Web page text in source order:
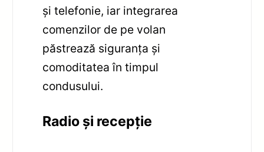
și telefonie, iar integrarea
comenzilor de pe volan
păstrează siguranța și
comoditatea în timpul
condusului.
Radio și recepție